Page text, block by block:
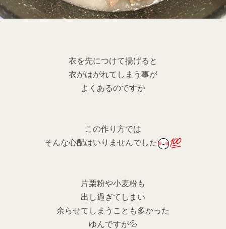
衣を先につけて揚げると
衣がはがれてしまう事が
よくあるのですが
この作り方では
そんな心配はいりませんでした
片栗粉や小麦粉も
出し過ぎてしまい
余らせてしまうことも多かった
ゆんですが💦